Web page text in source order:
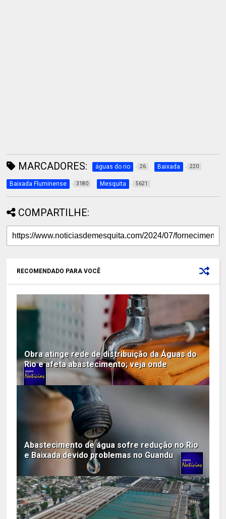
MARCADORES: águas do rio 26 Baixada 220
Baixada Fluminense 3180 Mesquita 5621
COMPARTILHE:
RECOMENDADO PARA VOCÊ
Obra atinge rede de distribuição da Águas do
Rio e afeta abastecimento; veja onde
Abastecimento de água sofre redução no Rio
e Baixada devido problemas no Guandu